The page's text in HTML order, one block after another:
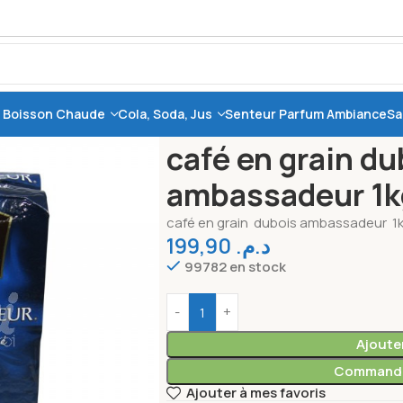
Chaude Cola, Soda, Jus Senteur Parfum Ambiance
café en grain
ambassadeur
café en grain dubois ambassadeur
د.م.
99782 en stock
Ajouter à mes favoris